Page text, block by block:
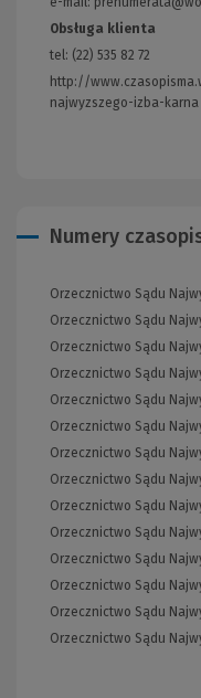
Obsługa klienta
tel: (22) 535 82 72
http://
najwyzszego-izba-karna
Numery
Orzecznictwo Sądu
Orzecznictwo Sądu
Orzecznictwo Sądu
Orzecznictwo Sądu
Orzecznictwo Sądu
Orzecznictwo Sądu
Orzecznictwo Sądu
Orzecznictwo Sądu
Orzecznictwo Sądu
Orzecznictwo Sądu
Orzecznictwo Sądu
Orzecznictwo Sądu
Orzecznictwo Sądu
Orzecznictwo Sądu